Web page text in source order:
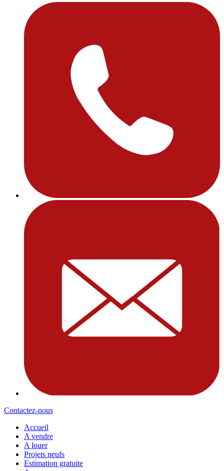
Contactez-nous
Accueil
A vendre
A louer
Projets neufs
Estimation gratuite